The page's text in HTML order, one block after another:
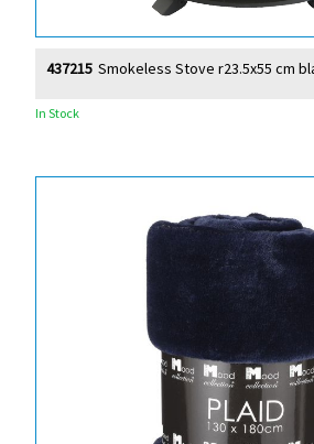
Smokeless Stove r23.5x55 cm
437215
In Stock